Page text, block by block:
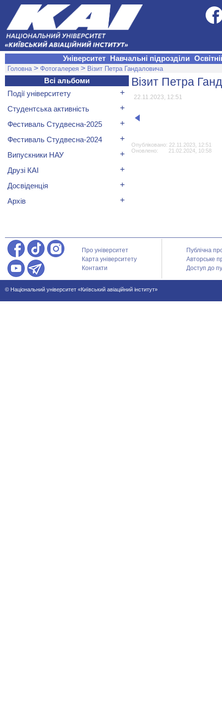
Університет Навчальні підрозділи
Головна > Фотогалерея > Візит Петра Гандаловича
Візит Петра
22.11.2023, 12:51
Опубліковано: 22.11.2023, 12:51
Оновлено: 21.02.2024, 10:58
Всі альбоми
Події університету
+
Студентська активність +
Фестиваль Студвесна-2025 +
Фестиваль Студвесна-2024 +
Випускники НАУ +
Друзі КАІ +
Досвіденція +
Архів +
Про університет
Карта університету
Контакти
Публічна
Авторське
Доступ до
© Національний університет «Київський авіаційний інститут»